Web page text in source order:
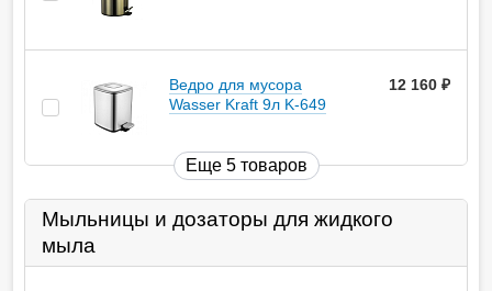
Ведро для мусора
Wasser Kraft 9л K-649
12 160
Еще 5 товаров
Мыльницы и дозаторы для жидкого
мыла